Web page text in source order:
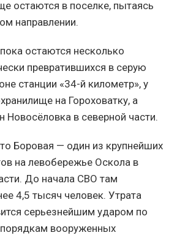
остаются в поселке, пытаясь
направлении.
остаются несколько
превратившихся в серую
станции «34-й километр», у
на Гороховатку, а
Новосёловка в северной части.
Боровая — один из крупнейших
на левобережье Оскола в
До начала СВО там
4,5 тысяч человек. Утрата
серьезнейшим ударом по
вооруженных